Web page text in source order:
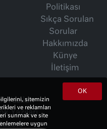
Politikası
Sıkça Sorulan
Sorular
Hakkımızda
Künye
İletişim
Yazıları
Yazıları
OK
sitemizin
ve reklamları
sunmak ve site
uygun